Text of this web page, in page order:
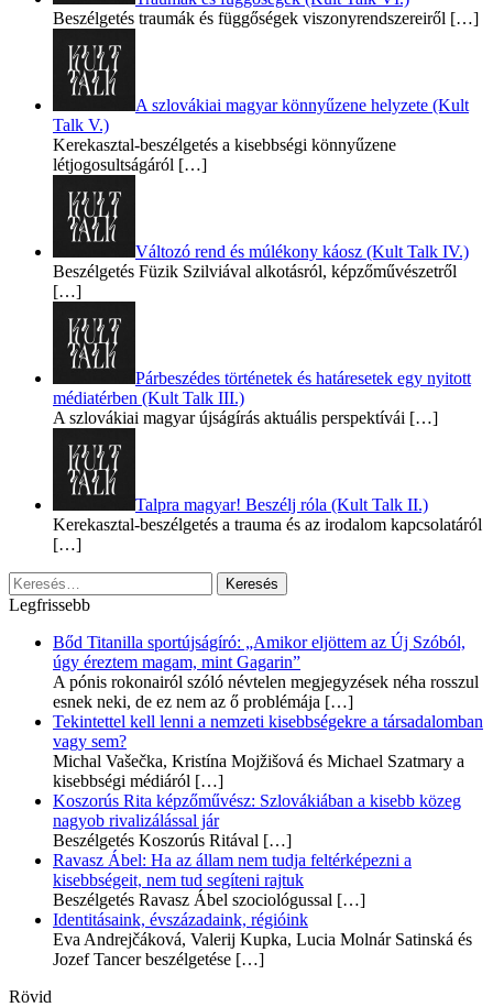
Beszélgetés traumák és függőségek viszonyrendszereiről […]
A szlovákiai magyar könnyűzene helyzete (Kult
Talk V.)
Kerekasztal-beszélgetés a kisebbségi könnyűzene
létjogosultságáról […]
Változó rend és múlékony káosz (Kult Talk IV.)
Beszélgetés Füzik Szilviával alkotásról, képzőművészetről
[…]
Párbeszédes történetek és határesetek egy nyitott
médiatérben (Kult Talk III.)
A szlovákiai magyar újságírás aktuális perspektívái […]
Talpra magyar! Beszélj róla (Kult Talk II.)
Kerekasztal-beszélgetés a trauma és az irodalom kapcsolatáról
[…]
Keresés:
Legfrissebb
Bőd Titanilla sportújságíró: „Amikor eljöttem az Új Szóból,
úgy éreztem magam, mint Gagarin”
A pónis rokonairól szóló névtelen megjegyzések néha rosszul
esnek neki, de ez nem az ő problémája […]
Tekintettel kell lenni a nemzeti kisebbségekre a társadalomban
vagy sem?
Michal Vašečka, Kristína Mojžišová és Michael Szatmary a
kisebbségi médiáról […]
Koszorús Rita képzőművész: Szlovákiában a kisebb közeg
nagyob rivalizálással jár
Beszélgetés Koszorús Ritával […]
Ravasz Ábel: Ha az állam nem tudja feltérképezni a
kisebbségeit, nem tud segíteni rajtuk
Beszélgetés Ravasz Ábel szociológussal […]
Identitásaink, évszázadaink, régióink
Eva Andrejčáková, Valerij Kupka, Lucia Molnár Satinská és
Jozef Tancer beszélgetése […]
Rövid